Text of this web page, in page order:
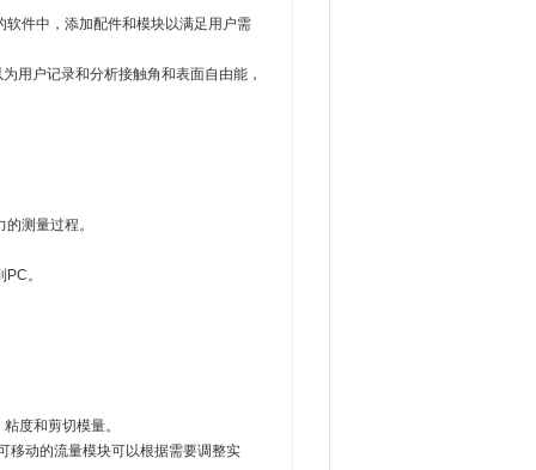
件中，添加配件和模块以满足用户需
用户记录和分析接触角和表面自由能，
测量过程。
。
度和剪切模量。
移动的流量模块可以根据需要调整实